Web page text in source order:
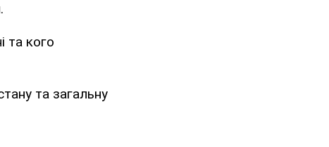
та кого
та загальну